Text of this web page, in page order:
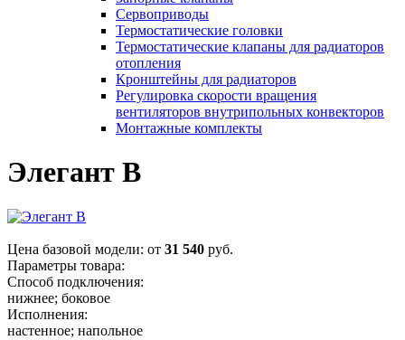
Сервоприводы
Термостатические головки
Термостатические клапаны для радиаторов
отопления
Кронштейны для радиаторов
Регулировка скорости вращения
вентиляторов внутрипольных конвекторов
Монтажные комплекты
Элегант В
Цена базовой модели: от 31 540 руб.
Параметры товара:
Способ подключения:
нижнее; боковое
Исполнения:
настенное; напольное